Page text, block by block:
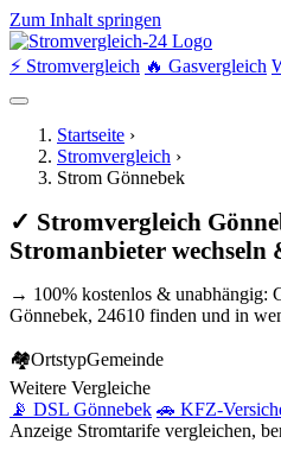
Zum Inhalt springen
⚡ Stromvergleich 🔥 Gasvergleich
Startseite ›
Stromvergleich ›
Strom Gönnebek
✓ Stromvergleich
Stromanbieter wechseln
→ 100% kostenlos & unabhängig:
Gönnebek, 24610 finden und in
🏘OrtstypGemeinde
Weitere Vergleiche
📡 DSL Gönnebek 🚗 KFZ-
Anzeige Stromtarife vergleichen,